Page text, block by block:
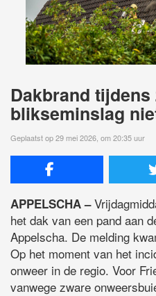
Dakbrand
blikseminslag
Geplaatst op 29 mei 2026, om 20:35 uur
APPELSCHA –
het dak van een pand aan
Appelscha. De melding
Op het moment van het
onweer in de regio. Voor
vanwege zware